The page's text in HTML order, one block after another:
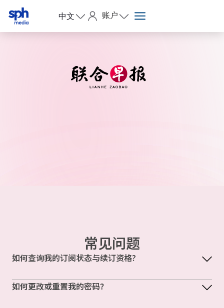
中文 账户
常见问题
如何查询我的订阅状态与续订资格?
如何更改或重置我的密码？